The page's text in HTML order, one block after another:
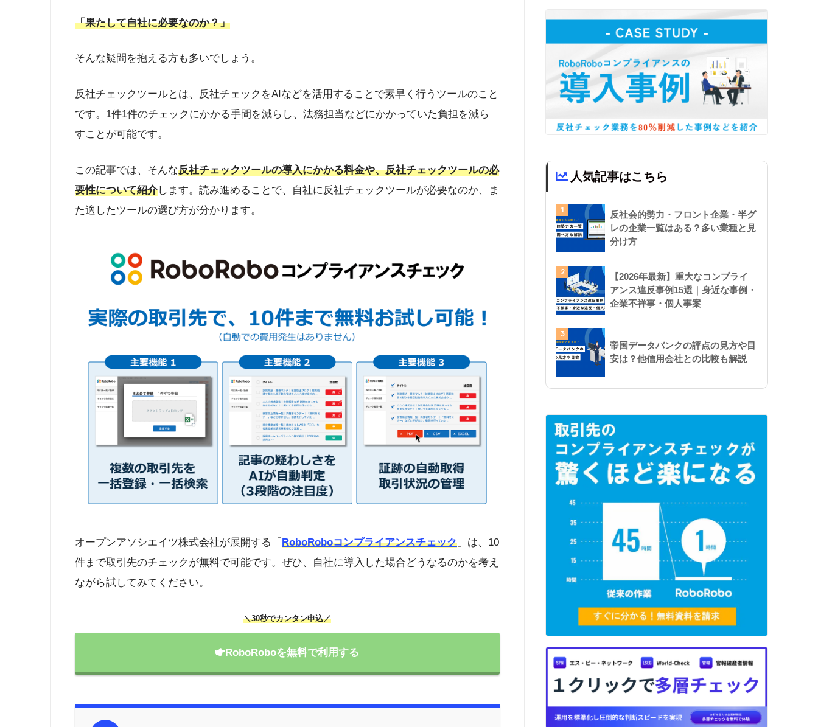
「果たして自社に必要なのか？」
そんな疑問を抱える方も多いでしょう。
反社チェックツールとは、反社チェックをAIなどを活用することで素早く行うツールのこと
です。1件1件のチェックにかかる手間を減らし、法務担当などにかかっていた負担を減ら
すことが可能です。
この記事では、そんな反社チェックツールの導入にかかる料金や、反社チェックツールの必
要性について紹介します。読み進めることで、自社に反社チェックツールが必要なのか、ま
た適したツールの選び方が分かります。
オープンアソシエイツ株式会社が展開する「 RoboRoboコンプライアンスチェック 」は、10
件まで取引先のチェックが無料で可能です。ぜひ、自社に導入した場合どうなるのかを考え
ながら試してみてください。
＼30秒でカンタン申込／
RoboRoboを無料で利用する
人気記事はこちら
1
反社会的勢力・フロント企業・半グ
レの企業一覧はある？多い業種と見
分け方
2
【2026年最新】重大なコンプライ
アンス違反事例15選｜身近な事例・
企業不祥事・個人事案
3
帝国データバンクの評点の見方や目
安は？他信用会社との比較も解説